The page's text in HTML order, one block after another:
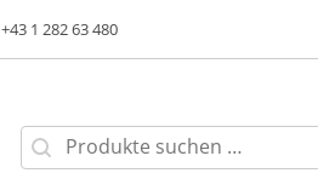
+43 1 282 63 480